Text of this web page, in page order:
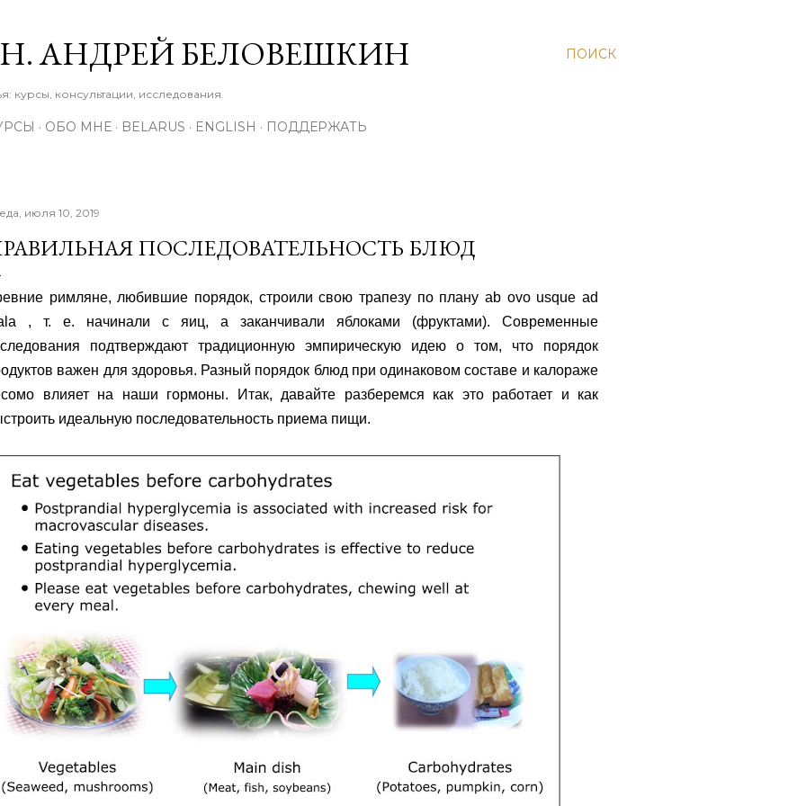
ПОИСК
АНДРЕЙ БЕЛОВЕШКИН
курсы, консультации, исследования.
ОБО МНЕ BELARUS ENGLISH ПОДДЕРЖАТЬ
июля 10, 2019
ПОСЛЕДОВАТЕЛЬНОСТЬ БЛЮД
римляне, любившие порядок, строили свою трапезу по плану ab ovo usque ad
, т. е. начинали с яиц, а заканчивали яблоками (фруктами). Современные
подтверждают традиционную эмпирическую идею о том, что порядок
важен для здоровья. Разный порядок блюд при одинаковом составе и калораже
влияет на наши гормоны. Итак, давайте разберемся как это работает и как
идеальную последовательность приема пищи.